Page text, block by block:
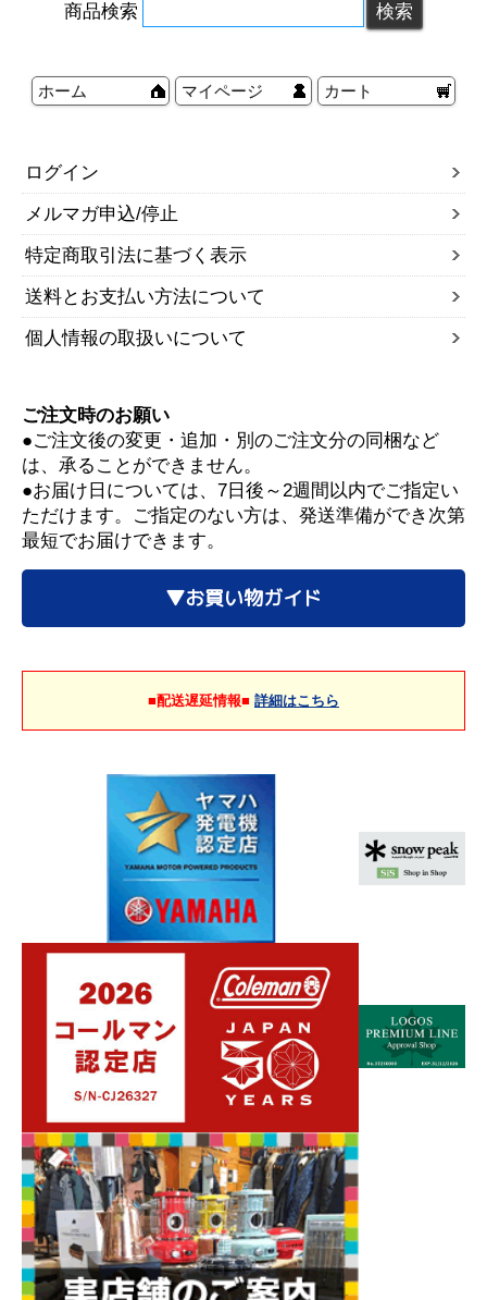
商品検索
ホーム マイページ カート
ログイン
メルマガ申込/停止
特定商取引法に基づく表示
送料とお支払い方法について
個人情報の取扱いについて
ご注文時のお願い
●ご注文後の変更・追加・別のご注文分の同梱など
は、承ることができません。
●お届け日については、7日後～2週間以内でご指定い
ただけます。ご指定のない方は、発送準備ができ次第
最短でお届けできます。
▼お買い物ガイド
■配送遅延情報■ 詳細はこちら